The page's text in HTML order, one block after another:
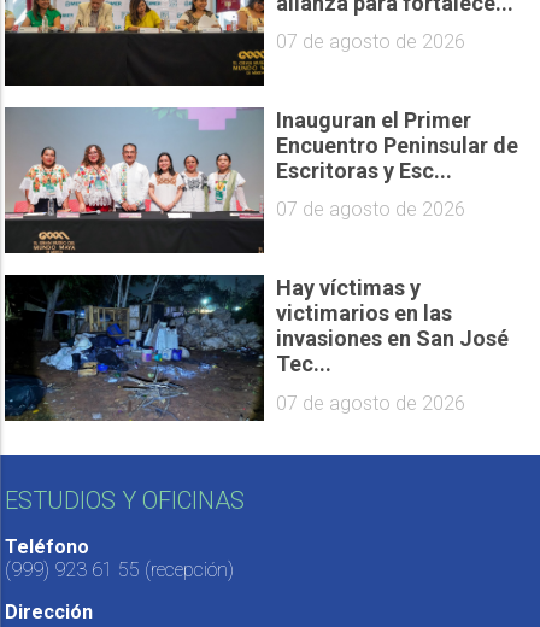
07 de agosto de 2026
Inauguran el Primer
Encuentro Peninsular de
Escritoras y Esc...
07 de agosto de 2026
Hay víctimas y
victimarios en las
invasiones en San José
Tec...
07 de agosto de 2026
ESTUDIOS Y OFICINAS
Teléfono
(999) 923 61 55 (recepción)
Dirección